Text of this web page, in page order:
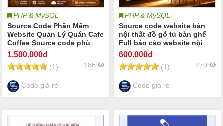
PHP & MySQL
Source Code Phần Mềm
Website Quản Lý Quán Cafe
Coffee Source code phù
hợp cho quán cafe Coffee
trà sữa đồ uống nước trái
cây cà phê nhà hàng quán
ăn nhỏ Đặt Bàn Đặt Món
POS bán hàng coffee
1.500.000đ
(1) 186
Code giá rẻ
PHP & MySQL
Source code website bán
nội thất đồ gỗ tủ bàn ghế
Full báo cáo website nội
thất sofa nội thất phòng
khách phòng ngủ nội thất
phòng bếp showroom nội
thất cao cấp source code
nội thất
600.000đ
(1) 270
Code giá rẻ